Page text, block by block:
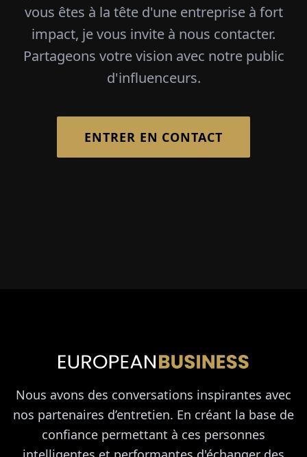
vous êtes à la tête d'une entreprise à fort
impact, je vous invite à nous contacter.
Partageons votre vision avec notre public
d'influenceurs.
ENTRER EN CONTACT
Nous avons des conversations inspirantes avec
nos partenaires d’entretien. En créant la base de
confiance permettant à ces personnes